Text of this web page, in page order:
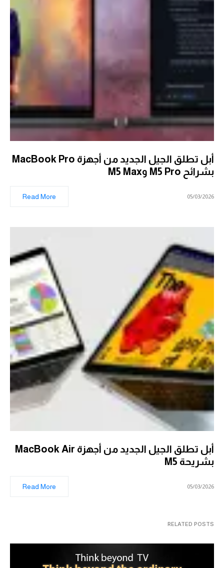
أبل تطلق الجيل الجديد من أجهزة MacBook Pro
بشرائح M5 Pro وM5 Max
05/03/2026
Read More
أبل تطلق الجيل الجديد من أجهزة MacBook Air
بشريحة M5
05/03/2026
Read More
RELATED POSTS